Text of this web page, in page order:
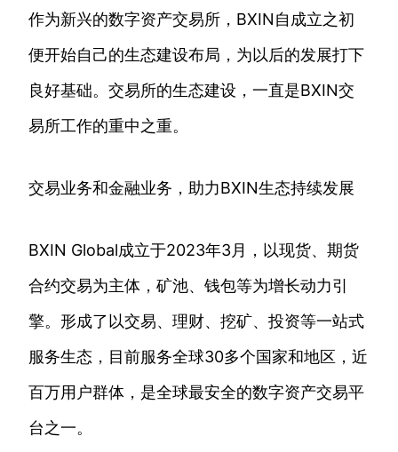
作为新兴的数字资产交易所，BXIN自成立之初
便开始自己的生态建设布局，为以后的发展打下
良好基础。交易所的生态建设，一直是BXIN交
易所工作的重中之重。
交易业务和金融业务，助力BXIN生态持续发展
BXIN Global成立于2023年3月，以现货、期货
合约交易为主体，矿池、钱包等为增长动力引
擎。形成了以交易、理财、挖矿、投资等一站式
服务生态，目前服务全球30多个国家和地区，近
百万用户群体，是全球最安全的数字资产交易平
台之一。